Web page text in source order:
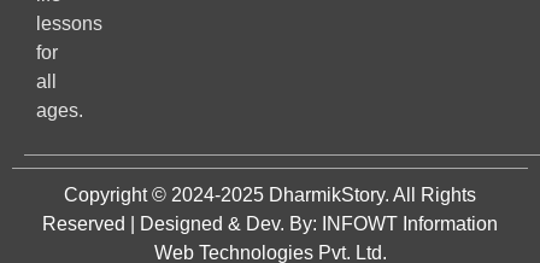
lessons
for
all
ages.
Copyright © 2024-2025 DharmikStory. All Rights
Reserved | Designed & Dev. By:
INFOWT Information
Web Technologies Pvt. Ltd.